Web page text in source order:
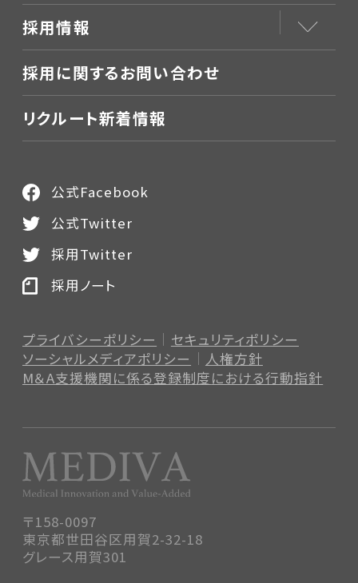
採用情報
採用に関するお問い合わせ
リクルート新着情報
〒158-0097
東京都世田谷区用賀2-32-18
グレース用賀301
プライバシーポリシー
セキュリティポリシー
ソーシャルメディアポリシー
人権方針
M＆A支援機関に係る登録制度における行動指針
公式Facebook
公式Twitter
採用Twitter
採用ノート